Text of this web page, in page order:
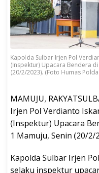
Kapolda Sulbar Irjen Pol
(Inspektur) Upacara Bendera di
(20/2/2023). (Foto Humas
MAMUJU,
Irjen Pol Verdianto
(Inspektur) Upacara
1 Mamuju, Senin (20/2/
Kapolda Sulbar Irjen
selaku inspektur